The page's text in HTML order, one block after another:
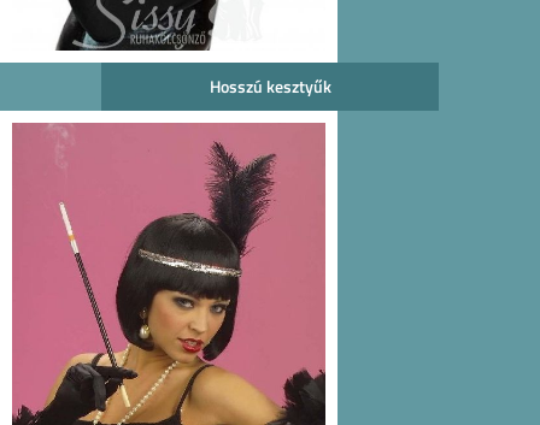
Hosszú kesztyűk